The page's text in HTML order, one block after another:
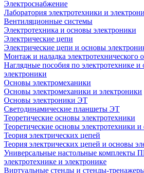
Электроснабжение
Лаборатория электротехники и
Вентиляционные системы
Электротехника и основы электроники
Электрические цепи
Электрические цепи и основы
Монтаж и наладка электротехнического
Наглядные пособия по электротехнике и
электроники
Основы электромеханики
Основы электромеханики и электроники
Основы электроники ЭТ
Светодинамические планшеты ЭТ
Теоретические основы электротехники
Теоретические основы электротехники
Теория электрических цепей
Теория электрических цепей и основы
Универсальные настольные
электротехнике и электронике
Виртуальные стенды и стенды-